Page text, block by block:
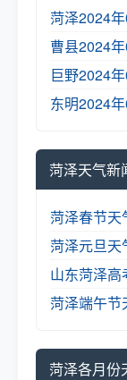
菏泽2024
曹县2024
巨野2024
东明2024
菏泽天气新
菏泽春节天
菏泽元旦天
山东菏泽
菏泽端午节
菏泽各月份